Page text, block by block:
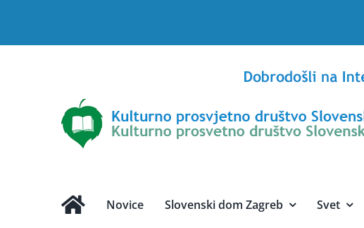
Novice Slovenski dom Zagreb Svet